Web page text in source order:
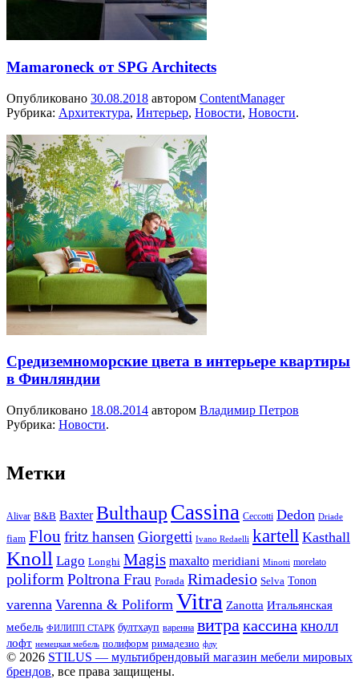
Mamaroneck от SPG Architects
Опубликовано 30.08.2018 автором ContentManager
Рубрика: Архитектура, Интерьер, Новости, Новости.
Средиземноморские цвета в интерьере квартиры
в Финляндии
Опубликовано 18.08.2014 автором Владимир Петров
Рубрика: Новости.
Метки
Alivar B&B Baxter Bulthaup Cassina Ceccotti Dedon Driade
fiam Flou fritz hansen Giorgetti Ivano Redaelli kartell Kasthall
Knoll Lago Longhi Magis maxalto meridiani Minotti morelato
poliform Poltrona Frau Porada Rimadesio Selva Tonon
varenna Varenna & Poliform Vitra Zanotta Итальянская
мебель ФИЛИПП СТАРК бултхауп варенна витра кассина кнолл
лофт немецкая мебель полиформ римадезио флу
© 2026 STILUS — мультибрендовый магазин мебели мировых
брендов, все права защищены.